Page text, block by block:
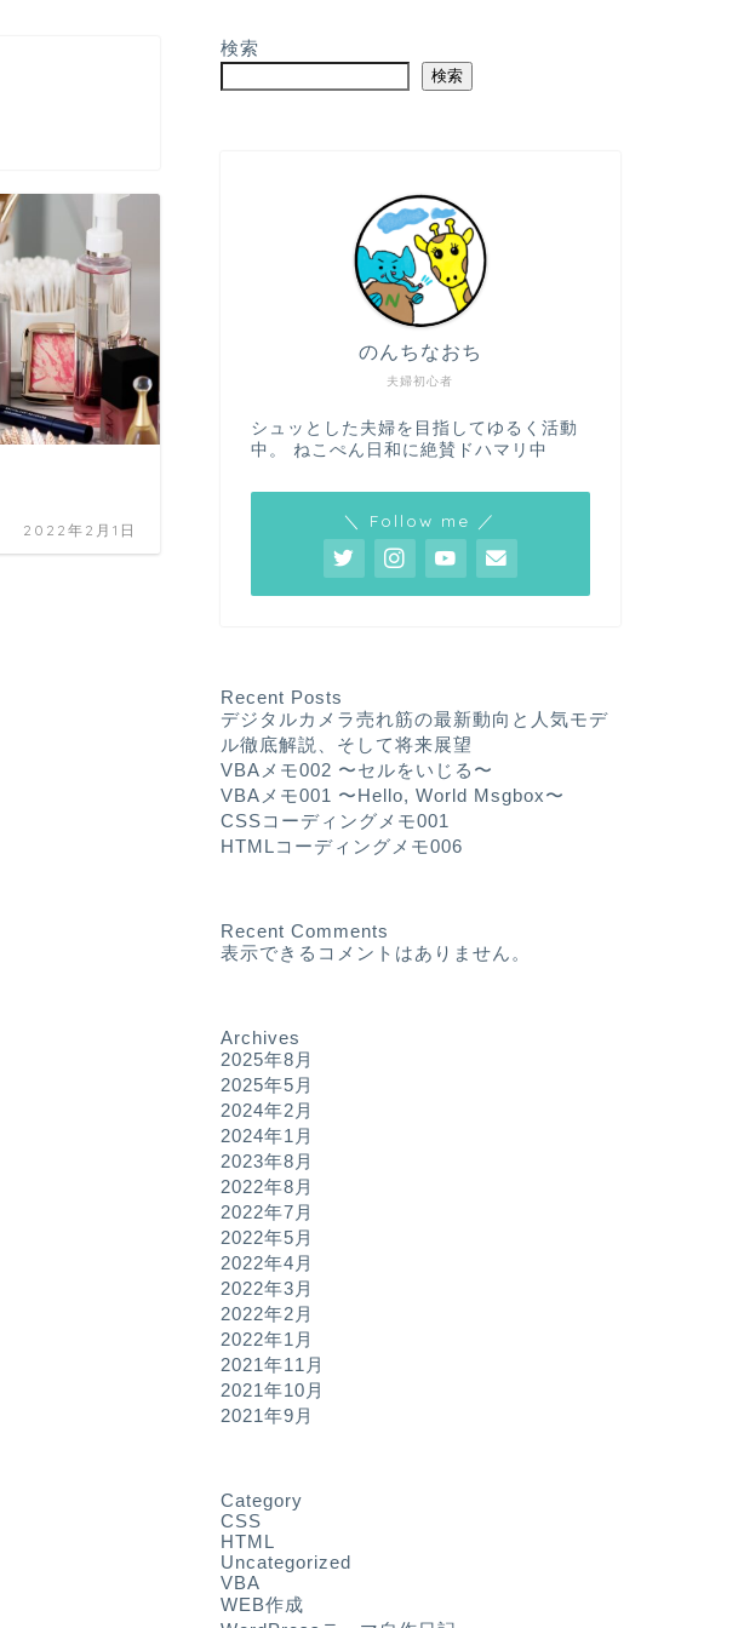
2022年2月1日
検索
検索
夫婦初心者
のんちなおち
シュッとした夫婦を目指してゆるく活動
中。 ねこぺん日和に絶賛ドハマリ中
＼ Follow me ／
Recent Posts
デジタルカメラ売れ筋の最新動向と人気モデ
ル徹底解説、そして将来展望
VBAメモ002 〜セルをいじる〜
VBAメモ001 〜Hello, World Msgbox〜
CSSコーディングメモ001
HTMLコーディングメモ006
Recent Comments
表示できるコメントはありません。
Archives
2025年8月
2025年5月
2024年2月
2024年1月
2023年8月
2022年8月
2022年7月
2022年5月
2022年4月
2022年3月
2022年2月
2022年1月
2021年11月
2021年10月
2021年9月
Category
CSS
HTML
Uncategorized
VBA
WEB作成